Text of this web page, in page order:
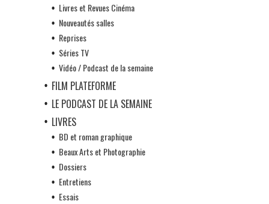
Livres et Revues Cinéma
Nouveautés salles
Reprises
Séries TV
Vidéo / Podcast de la semaine
FILM PLATEFORME
LE PODCAST DE LA SEMAINE
LIVRES
BD et roman graphique
Beaux Arts et Photographie
Dossiers
Entretiens
Essais